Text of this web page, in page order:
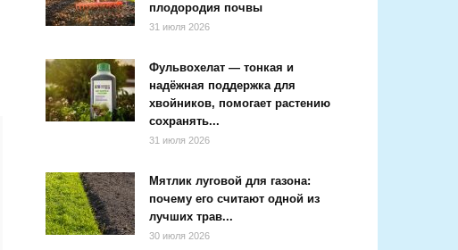
плодородия почвы
31 июля 2026
Фульвохелат — тонкая и
надёжная поддержка для
хвойников, помогает растению
сохранять...
31 июля 2026
Мятлик луговой для газона:
почему его считают одной из
лучших трав...
30 июля 2026